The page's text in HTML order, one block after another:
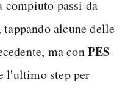
compiuto passi da
tappando alcune delle
ma conPES
l'ultimo step per